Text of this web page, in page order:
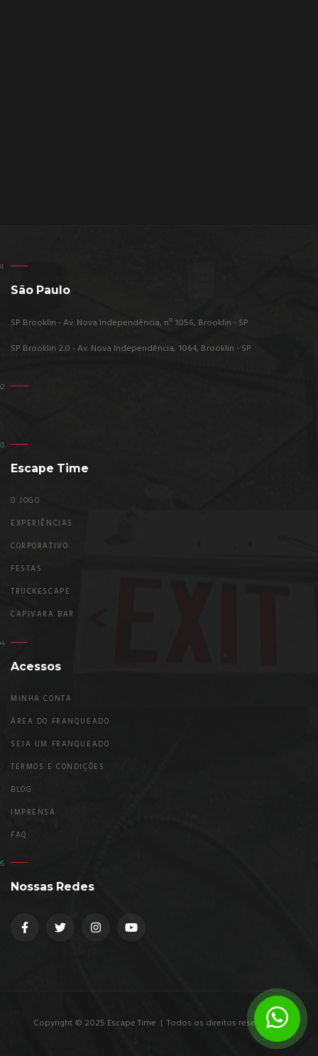
São Paulo
SP Brooklin - Av. Nova Independência, nº 1056, Brooklin - SP
SP Brooklin 2.0 - Av. Nova Independência, 1064, Brooklin - SP
Escape Time
O JOGO
EXPERIÊNCIAS
CORPORATIVO
FESTAS
TRUCKESCAPE
CAPIVARA BAR
Acessos
MINHA CONTA
ÁREA DO FRANQUEADO
SEJA UM FRANQUEADO
TERMOS E CONDIÇÕES
BLOG
IMPRENSA
FAQ
Nossas Redes
Copyright © 2025 Escape Time | Todos os direitos reservados.